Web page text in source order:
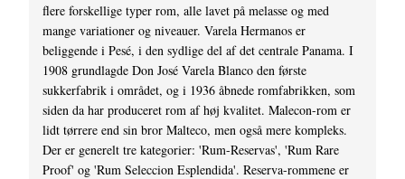
flere forskellige typer rom, alle lavet på melasse og med
mange variationer og niveauer. Varela Hermanos er
beliggende i Pesé, i den sydlige del af det centrale Panama. I
1908 grundlagde Don José Varela Blanco den første
sukkerfabrik i området, og i 1936 åbnede romfabrikken, som
siden da har produceret rom af høj kvalitet. Malecon-rom er
lidt tørrere end sin bror Malteco, men også mere kompleks.
Der er generelt tre kategorier: 'Rum-Reservas', 'Rum Rare
Proof' og 'Rum Seleccion Esplendida'. Reserva-rommene er